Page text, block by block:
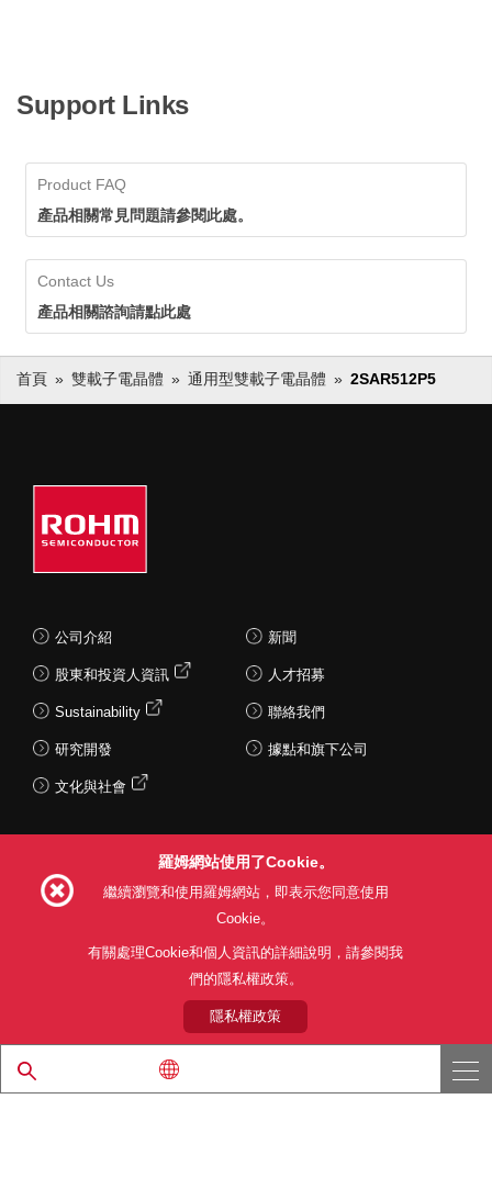
Support Links
Product FAQ
產品相關常見問題請參閱此處。
Contact Us
產品相關諮詢請點此處
首頁 雙載子電晶體 通用型雙載子電晶體 2SAR512P5
公司介紹
股東和投資人資訊
Sustainability
研究開發
文化與社會
新聞
人才招募
聯絡我們
據點和旗下公司
利用目的 隱私權政策
關於本公司產品銷售之標準條款(PDF)
© 1997 - 2026 ROHM CO., LTD. ALL RIGHTS RESERVED.
羅姆網站使用了Cookie。
繼續瀏覽和使用羅姆網站，即表示您同意使用
Cookie。
有關處理Cookie和個人資訊的詳細說明，請參閱我
們的隱私權政策。
隱私權政策